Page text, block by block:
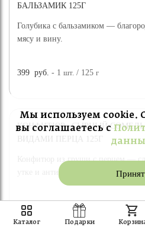
БАЛЬЗАМИК 125Г
Голубика с бальзамиком —
мясу и вину.
399 руб. - 1шт. / 125г
КОНФИТЮР «СЫРНЫЙ
ВИДАМИ ПЕРЦА 125Г
Конфитюр из груши с перцем —
утке и антипасти.
399 шт./ 125
Мы используем cookie.
вы соглашаетесь с
Каталог Подарки